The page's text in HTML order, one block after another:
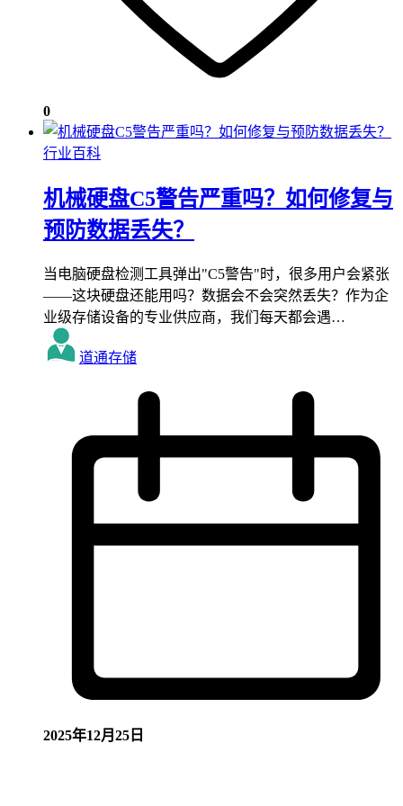
0
行业百科
机械硬盘C5警告严重吗？如何修复与
预防数据丢失？
当电脑硬盘检测工具弹出"C5警告"时，很多用户会紧张
——这块硬盘还能用吗？数据会不会突然丢失？作为企
业级存储设备的专业供应商，我们每天都会遇…
道通存储
2025年12月25日